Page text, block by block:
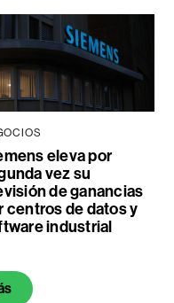
eleva por
vez su
de ganancias
centros de datos y
industrial